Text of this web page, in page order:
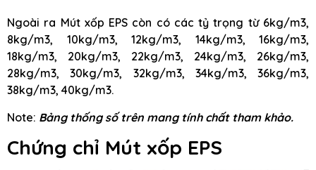
Ngoài ra Mút xốp EPS còn có các tỷ trọng từ 6kg/m3,
8kg/m3, 10kg/m3, 12kg/m3, 14kg/m3, 16kg/m3,
18kg/m3, 20kg/m3, 22kg/m3, 24kg/m3, 26kg/m3,
28kg/m3, 30kg/m3, 32kg/m3, 34kg/m3, 36kg/m3,
38kg/m3, 40kg/m3.
Note: Bảng thống số trên mang tính chất tham khảo.
Chứng chỉ Mút xốp EPS